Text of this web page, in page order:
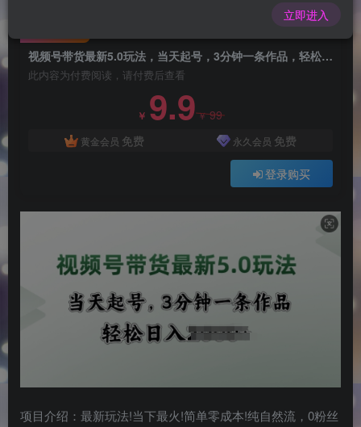
51
视频号带货最新5.0玩法，当天起号，3分钟一条作品，轻松日入多张
此内容为付费阅读，请付费后查看
￥ 9.9￥99
黄金会员 免费 永久会员 免费
登录购买
项目介绍：最新玩法!当下最火!简单零成本!纯自然流，0粉丝
立即进入